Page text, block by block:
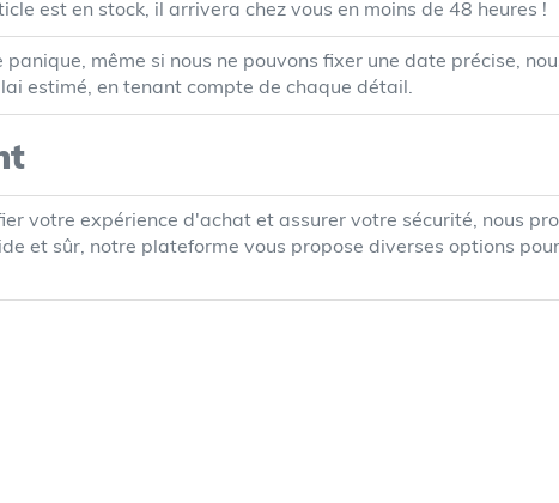
est en stock, il arrivera chez vous en moins de 48 heures !
panique, même si nous ne pouvons fixer une date précise,
estimé, en tenant compte de chaque détail.
votre expérience d'achat et assurer votre sécurité, nous
et sûr, notre plateforme vous propose diverses options